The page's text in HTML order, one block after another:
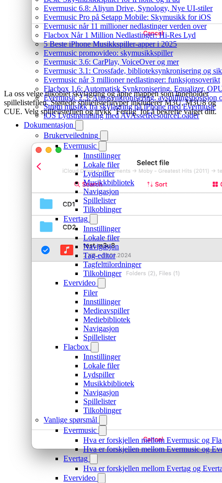
Evermusic 6.8: Aliyun Drive, Synology, Nye UI-stiler
Evermusic Pro på Setapp Mobile: Skymusikk for iOS
Evermusic når 11 millioner nedlastinger verden over
Flacbox Når 1 Million Nedlastinger: Hi-Res Lyd
5 Beste iPhone Musikkspiller-apper i 2025
Evermusic promovideo: skymusikkspiller
Evermusic 3.6: CarPlay, VoiceOver og mer
Evermusic 3.1: Crossfade, biblioteksynkronisering og
Evermusic når 3 millioner nedlastinger: funksjonsoverikt
Flacbox 1.6: Automatisk Synkronisering, Equalizer,
Evermusic 2.3: Autosynkronisering, avspillingsposisjon
Strøm musikk fra skylagring på iPhone med Evermusic
iOS Lydstrømming med AVAssetResourceLoader
Dokumentasjon
Brukerveiledning
Evermusic
Innstillinger
Lokale filer
Lydspiller
Musikkbibliotek
Navigasjon
Spillelister
Tilkoblinger
Evertag
Innstillinger
Lokale filer
Navigasjon
Tag-editor
Tagfelttilordninger
Tilkoblinger
Evervideo
Filer
Innstillinger
Medieavspiller
Mediebibliotek
Navigasjon
Spillelister
Flacbox
Innstillinger
Lokale filer
Lydspiller
Musikkbibliotek
Navigasjon
Spillelister
Tilkoblinger
Vanlige spørsmål
Evermusic
Hva er forskjellen mellom Evermusic og
Hva er forskjellen mellom Evermusic og
Evertag
Hva er forskjellen mellom Evertag og
Evervideo
La oss velge tilkoblet skylagring og åpne mappen som inneholder
spillelistefilen. Støttede spillelistefiltyper inkluderer M3U, M3U8 og
CUE. Velg spillelistefilen og trykk ‘Ferdig’ for å bekrefte valget ditt.